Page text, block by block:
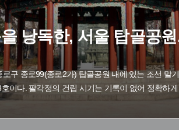
낭독한, 서울 탑골공원
구 종로99(종로2가) 탑골공원 내에 있는 조선 말
이다. 팔각정의 건립 시기는 기록이 없어 정확하게